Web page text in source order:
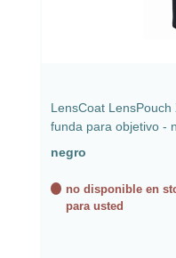
LensCoat
funda para objetivo -
negro
no disponible en
para usted